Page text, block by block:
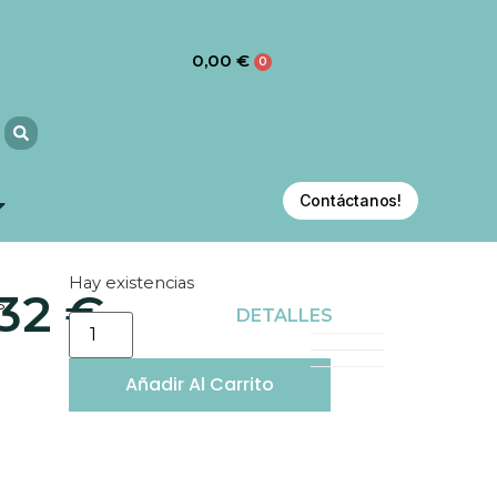
0,00 € 0
Contáctanos!
€
Hay existencias
Añadir Al Carrito
DETALLES